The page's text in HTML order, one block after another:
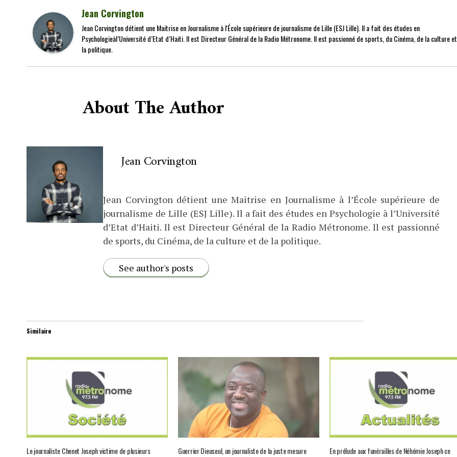
Jean Corvington
Jean Corvington détient une Maitrise en Journalisme à l'École supérieure de journalisme de Lille (ESJ Lille). Il a fait des études en
Psychologieàl’Université d’Etat d’Haiti. Il est Directeur Général de la Radio Métronome. Il est passionné de sports, du Cinéma, de la culture
la politique.
About The Author
Jean Corvington
Jean Corvington détient une Maitrise en Journalisme à l’École supérieure de
journalisme de Lille (ESJ Lille). Il a fait des études en Psychologie à l’Université
d’Etat d’Haiti. Il est Directeur Général de la Radio Métronome. Il est passionné
de sports, du Cinéma, de la culture et de la politique.
See author's posts
Similaire
Le journaliste Chenet Joseph victime de plusieurs
Guerrier Dieuseul, un journaliste de la juste mesure
En prélude aux funérailles de Néhémie Joseph ce